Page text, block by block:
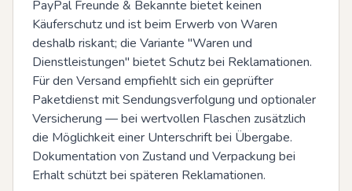
PayPal Freunde & Bekannte bietet keinen
Käuferschutz und ist beim Erwerb von Waren
deshalb riskant; die Variante "Waren und
Dienstleistungen" bietet Schutz bei Reklamationen.
Für den Versand empfiehlt sich ein geprüfter
Paketdienst mit Sendungsverfolgung und optionaler
Versicherung — bei wertvollen Flaschen zusätzlich
die Möglichkeit einer Unterschrift bei Übergabe.
Dokumentation von Zustand und Verpackung bei
Erhalt schützt bei späteren Reklamationen.